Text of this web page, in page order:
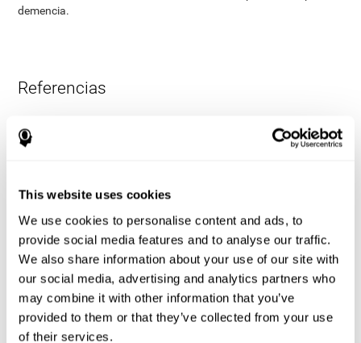
This website uses cookies
We use cookies to personalise content and ads, to
provide social media features and to analyse our traffic.
We also share information about your use of our site with
our social media, advertising and analytics partners who
may combine it with other information that you’ve
provided to them or that they’ve collected from your use
of their services.
demencia.
Referencias
Bucher, Aubrey French, Sara Horton, Rachel F. Loefflad, Phillip
American Journal of Alzheimer’s Disease & Other Dementias
2014; doi: 10.1177/1533317514539376
Korczyn dC, Peretz C, Aharonson V, et al. - El programa
informático de entrenamiento cognitivo CogniFit produce una
mejora mayor en el rendimiento cognitivo que los clásicos juegos
de ordenador: Estudio prospectivo, aleatorizado, doble ciego de
intervención en los ancianos. Alzheimer y Demencia: El diario de
la Asociación de Alzheimer de 2007, tres (3): S171.
Shatil E, Korczyn dC, Peretz C, et al. - Mejorar el rendimiento